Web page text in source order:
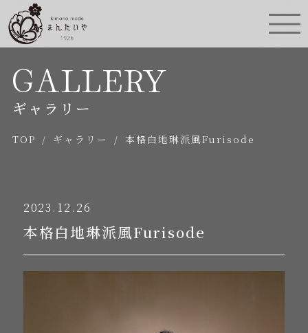
GALLERY
ギャラリー
TOP / ギャラリー / 本格白地琳派風Furisode
2023.12.26
本格白地琳派風Furisode